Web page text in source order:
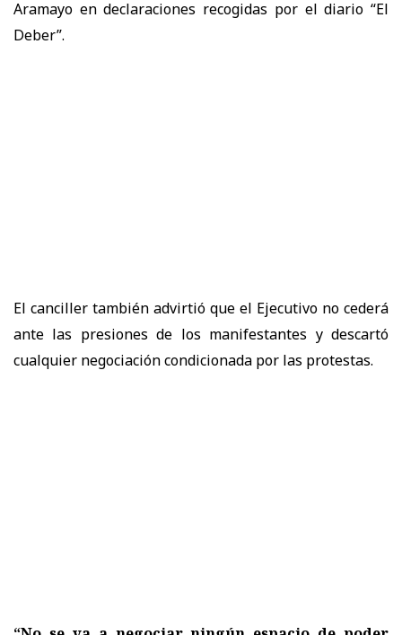
Aramayo en declaraciones recogidas por el diario “El
Deber”.
El canciller también advirtió que el Ejecutivo no cederá
ante las presiones de los manifestantes y descartó
cualquier negociación condicionada por las protestas.